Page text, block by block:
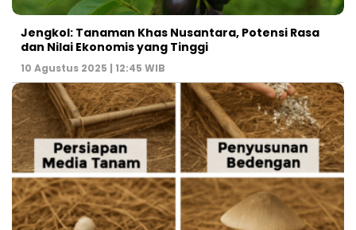
Jengkol: Tanaman Khas Nusantara, Potensi Rasa
dan Nilai Ekonomis yang Tinggi
10 Agustus 2025 | 12:45 WIB